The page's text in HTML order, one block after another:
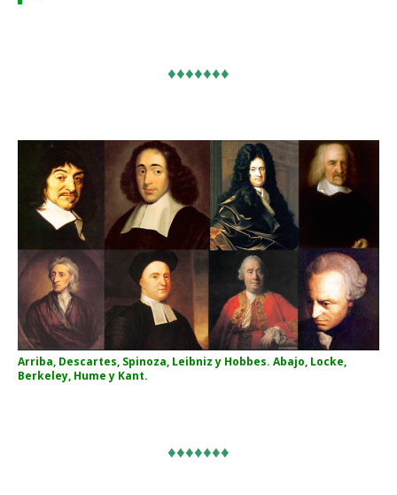
♦♦♦♦♦♦♦
Arriba, Descartes, Spinoza, Leibniz y Hobbes. Abajo, Locke,
Berkeley, Hume y Kant.
♦♦♦♦♦♦♦